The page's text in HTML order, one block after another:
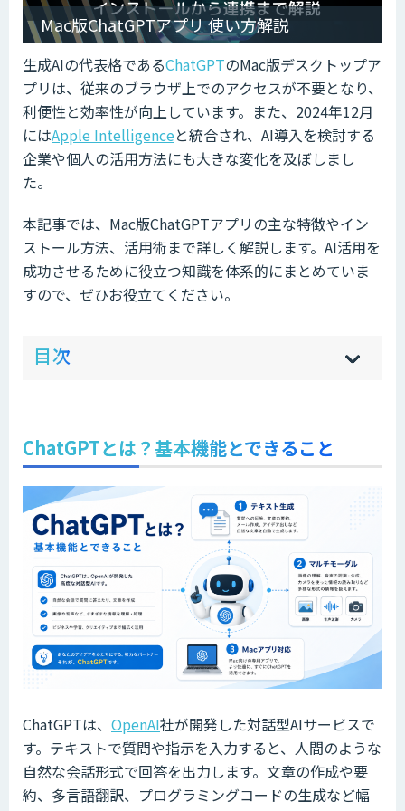
Mac版ChatGPTアプリ 使い方解説
生成AIの代表格であるChatGPTのMac版デスクトップア
プリは、従来のブラウザ上でのアクセスが不要となり、
利便性と効率性が向上しています。また、2024年12月
にはApple Intelligenceと統合され、AI導入を検討する
企業や個人の活用方法にも大きな変化を及ぼしまし
た。
本記事では、Mac版ChatGPTアプリの主な特徴やイン
ストール方法、活用術まで詳しく解説します。AI活用を
成功させるために役立つ知識を体系的にまとめていま
すので、ぜひお役立てください。
目次 hi
]
sh
]
ChatGPTとは？基本機能とできること
ChatGPTは、 OpenAI社が開発した対話型AIサービスで
す。テキストで質問や指示を入力すると、人間のような
自然な会話形式で回答を出力します。文章の作成や要
約、多言語翻訳、プログラミングコードの生成など幅